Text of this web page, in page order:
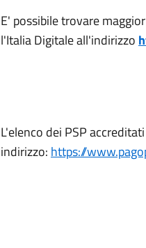
E' possibile trovare
l'Italia Digitale all'indirizzo
L'elenco dei PSP
indirizzo: https://